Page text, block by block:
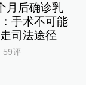
月后确诊乳
手术不可能
司法途径
59评